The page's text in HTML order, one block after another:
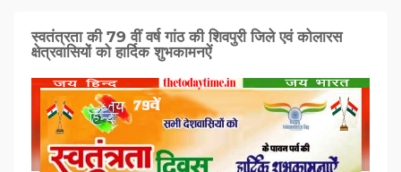
स्वतंत्रता की 79 वीं वर्ष गांठ की शिवपुरी जिले एवं कोलारस
क्षेत्रवासियों को हार्दिक शुभकामनऐं